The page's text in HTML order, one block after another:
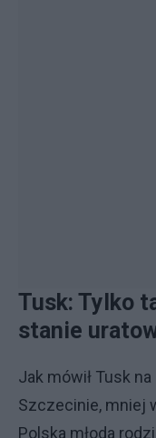
Tusk: Tylko
stanie
Jak mówił Tusk
Szczecinie, mniej
Polska młoda